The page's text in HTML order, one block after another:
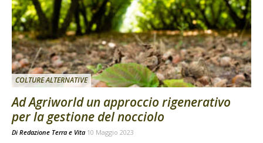
COLTURE ALTERNATIVE
Ad Agriworld un approccio rigenerativo
per la gestione del nocciolo
Di Redazione Terra e Vita 10 Maggio 2023